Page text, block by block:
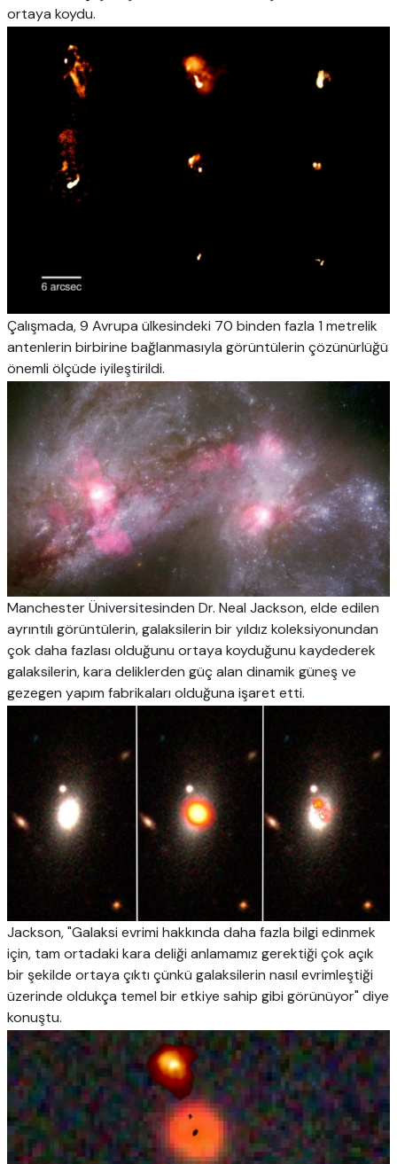
ortaya koydu.
Çalışmada, 9 Avrupa ülkesindeki 70 binden fazla 1 metrelik
antenlerin birbirine bağlanmasıyla görüntülerin çözünürlüğü
önemli ölçüde iyileştirildi.
Manchester Üniversitesinden Dr. Neal Jackson, elde edilen
ayrıntılı görüntülerin, galaksilerin bir yıldız koleksiyonundan
çok daha fazlası olduğunu ortaya koyduğunu kaydederek
galaksilerin, kara deliklerden güç alan dinamik güneş ve
gezegen yapım fabrikaları olduğuna işaret etti.
Jackson, "Galaksi evrimi hakkında daha fazla bilgi edinmek
için, tam ortadaki kara deliği anlamamız gerektiği çok açık
bir şekilde ortaya çıktı çünkü galaksilerin nasıl evrimleştiği
üzerinde oldukça temel bir etkiye sahip gibi görünüyor" diye
konuştu.